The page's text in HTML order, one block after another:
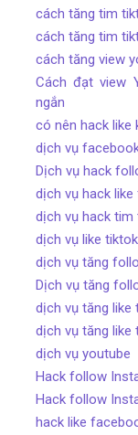
cách tăng tim
cách tăng tim
cách tăng view
Cách đạt view
ngắn
có nên hack like
dịch vụ
Dịch vụ hack
dịch vụ hack
dịch vụ hack tim
dịch vụ like tiktok
dịch vụ tăng
Dịch vụ tăng
dịch vụ tăng like
dịch vụ tăng like
dịch vụ youtube
Hack follow
Hack follow
hack like